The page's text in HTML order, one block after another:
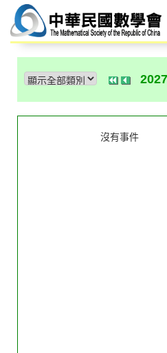
沒有事件